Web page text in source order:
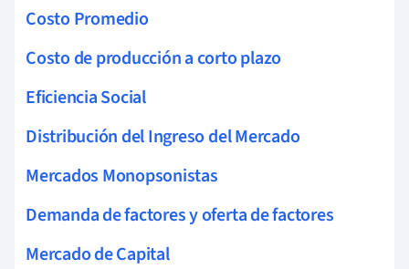
Costo Promedio
Costo de producción a corto plazo
Eficiencia Social
Distribución del Ingreso del Mercado
Mercados Monopsonistas
Demanda de factores y oferta de factores
Mercado de Capital